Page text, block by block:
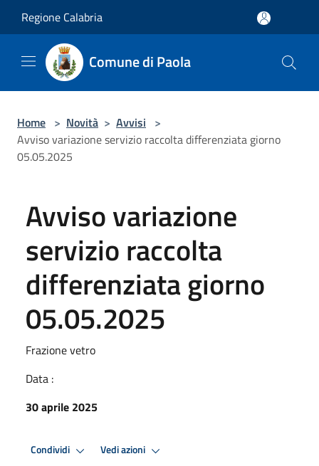
Regione Calabria
Comune di Paola
Home > Novità > Avvisi >
Avviso variazione servizio raccolta differenziata giorno
05.05.2025
Avviso variazione
servizio raccolta
differenziata giorno
05.05.2025
Frazione vetro
Data :
30 aprile 2025
Condividi Vedi azioni